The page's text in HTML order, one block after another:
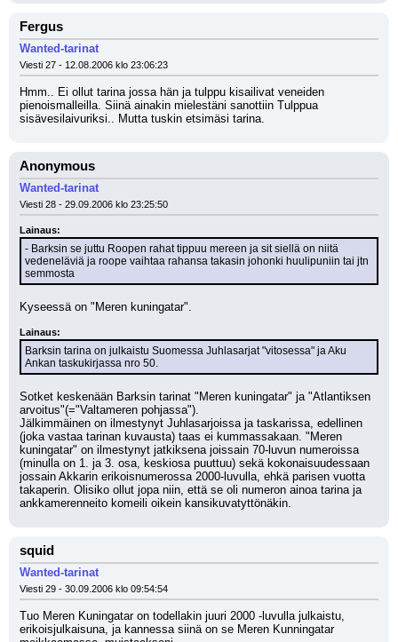
Fergus
Wanted-tarinat
Viesti 27 - 12.08.2006 klo 23:06:23
Hmm.. Ei ollut tarina jossa hän ja tulppu kisailivat veneiden
pienoismalleilla. Siinä ainakin mielestäni sanottiin Tulppua
sisävesilaivuriksi.. Mutta tuskin etsimäsi tarina.
Anonymous
Wanted-tarinat
Viesti 28 - 29.09.2006 klo 23:25:50
Lainaus:
- Barksin se juttu Roopen rahat tippuu mereen ja sit siellä on niitä
vedeneläviä ja roope vaihtaa rahansa takasin johonki huulipuniin tai jtn
semmosta
Kyseessä on "Meren kuningatar".
Lainaus:
Barksin tarina on julkaistu Suomessa Juhlasarjat "vitosessa" ja Aku
Ankan taskukirjassa nro 50.
Sotket keskenään Barksin tarinat "Meren kuningatar" ja "Atlantiksen
arvoitus"(="Valtameren pohjassa").
Jälkimmäinen on ilmestynyt Juhlasarjoissa ja taskarissa, edellinen
(joka vastaa tarinan kuvausta) taas ei kummassakaan. "Meren
kuningatar" on ilmestynyt jatkiksena joissain 70-luvun numeroissa
(minulla on 1. ja 3. osa, keskiosa puuttuu) sekä kokonaisuudessaan
jossain Akkarin erikoisnumerossa 2000-luvulla, ehkä parisen vuotta
takaperin. Olisiko ollut jopa niin, että se oli numeron ainoa tarina ja
ankkamerenneito komeili oikein kansikuvatyttönäkin.
squid
Wanted-tarinat
Viesti 29 - 30.09.2006 klo 09:54:54
Tuo Meren Kuningatar on todellakin juuri 2000 -luvulla julkaistu,
erikoisjulkaisuna, ja kannessa siinä on se Meren Kunningatar